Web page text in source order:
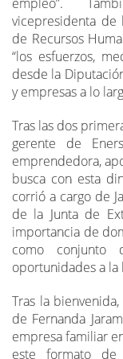
vicepresidenta de
de Recursos
“los esfuerzos,
desde la
y empresas a lo
Tras las dos
gerente de
emprendedora,
busca con esta
corrió a cargo de
de la Junta de
importancia de
como conjunto
oportunidades a
Tras la
de Fernanda
empresa familiar
este formato de